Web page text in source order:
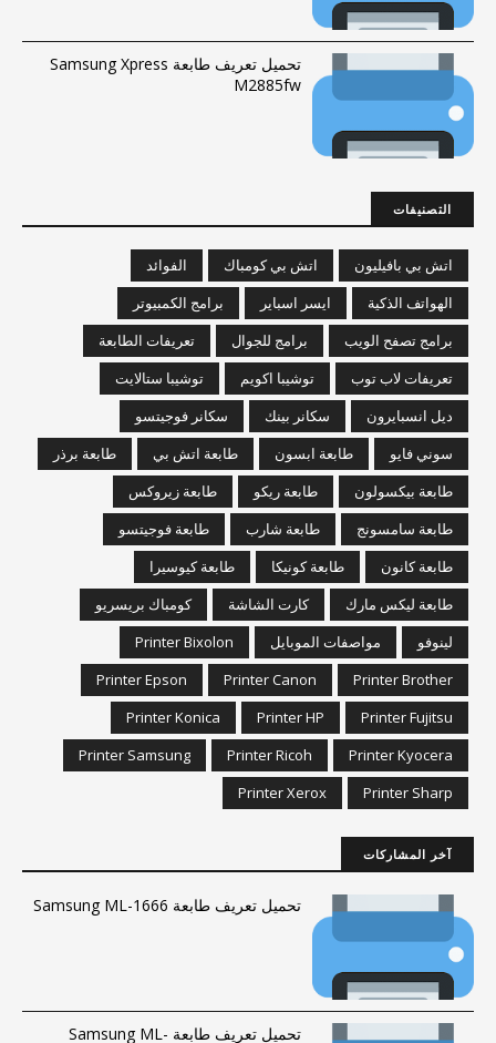
تحميل تعريف طابعة Samsung Xpress
M2885fw
التصنيفات
اتش بي بافيليون اتش بي كومباك
الفوائد
الهواتف الذكية
ايسر اسباير
برامج الكمبيوتر
برامج تصفح الويب
برامج للجوال
تعريفات الطابعة
تعريفات لاب توب
توشيبا اكويم
توشيبا ستالايت
ديل انسبايرون
سكانر بينك
سكانر فوجيتسو
سوني فايو
طابعة ابسون طابعة اتش بي
طابعة برذر
طابعة بيكسولون
طابعة ريكو
طابعة زيروكس
طابعة سامسونج
طابعة شارب
طابعة فوجيتسو
طابعة كانون
طابعة كونيكا
طابعة كيوسيرا
طابعة ليكس مارك
كارت الشاشة
كومباك بريسريو
لينوفو
مواصفات الموبايل
Printer Bixolon
Printer Brother
Printer Canon
Printer Epson
Printer Fujitsu
Printer HP
Printer Konica
Printer Kyocera
Printer Ricoh
Printer Samsung
Printer Sharp
Printer Xerox
آخر المشاركات
تحميل تعريف طابعة Samsung ML-1666
تحميل تعريف طابعة Samsung ML-